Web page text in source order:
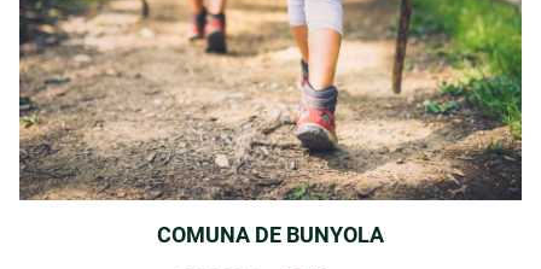
COMUNA DE BUNYOLA